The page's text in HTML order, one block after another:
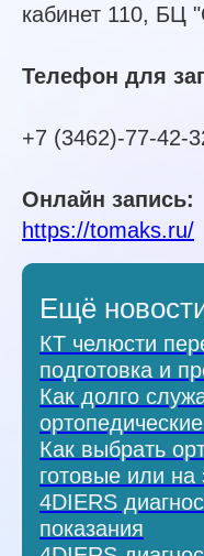
кабинет 110, БЦ
Телефон для
+7 (3462)-77-42-
Онлайн запись:
https://tomaks.ru/
Ещё
КТ челюсти
подготовка и
Как долго
Как выбрать
готовые или на
4DIERS
показания